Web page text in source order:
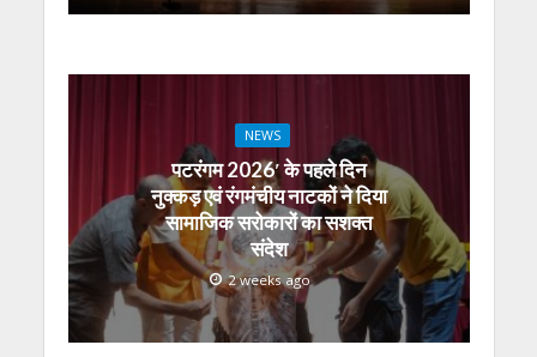
NEWS
पटरंगम 2026′ के पहले दिन
नुक्कड़ एवं रंगमंचीय नाटकों ने दिया
सामाजिक सरोकारों का सशक्त
संदेश
2 weeks ago